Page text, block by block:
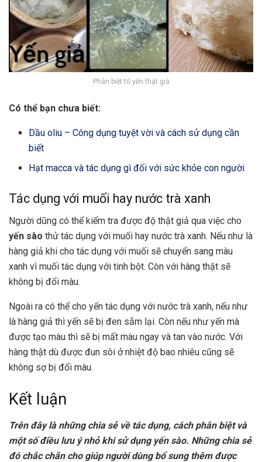
Phân biệt tổ yến thật giả
Có thể bạn chưa biết:
Dầu oliu – Công dụng tuyệt vời và cách sử dụng cần
biết
Hạt macca và tác dụng gì đối với sức khỏe con người
Tác dụng với muối hay nước trà xanh
Người dũng có thể kiểm tra được độ thật giả qua việc cho
yến sào thử tác dụng với muối hay nước trà xanh. Nếu như là
hàng giả khi cho tác dụng với muối sẽ chuyển sang màu
xanh vì muối tác dụng với tinh bột. Còn với hàng thật sẽ
không bị đổi màu.
Ngoài ra có thể cho yến tác dụng với nước trà xanh, nếu như
là hàng giả thì yến sẽ bị đen sẫm lại. Còn nếu như yến mà
được tạo màu thì sẽ bị mất màu ngay và tan vào nước. Với
hàng thật dù được đun sôi ở nhiệt độ bao nhiêu cũng sẽ
không sợ bị đổi màu.
Kết luận
Trên đây là những chia sẻ về tác dụng, cách phân biệt và
một số điều lưu ý nhỏ khi sử dụng yến sào. Những chia sẻ
đó chắc chắn cho giúp người dùng bổ sung thêm được